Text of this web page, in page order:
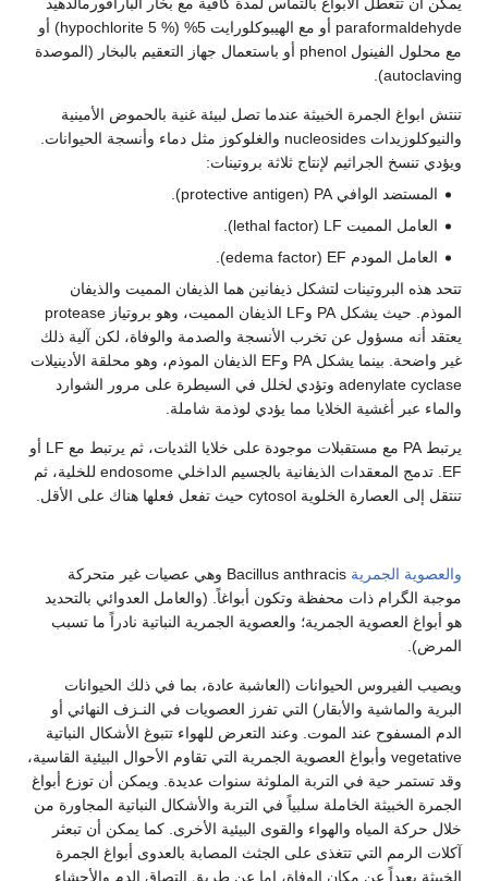
يمكن أن تتعطل الأبواغ بالتماس لمدة كافية مع بخار البارافورمالدهید
paraformaldehyde أو مع الهيبوكلورايت 5% (% 5 hypochlorite) أو
مع محلول الفينول phenol أو باستعمال جهاز التعقيم بالبخار (الموصدة
autoclaving).
تنتش ابواغ الجمرة الخبيثة عندما تصل لبيئة غنية بالحموض الأمينية
والنيوكلوزيدات nucleosides والغلوكوز مثل دماء وأنسجة الحيوانات.
ويؤدي تنسخ الجراثيم لإنتاج ثلاثة بروتينات:
المستضد الوافي protective antigen) PA).
العامل المميت lethal factor) LF).
العامل المودم edema factor) EF).
تتحد هذه البروتينات لتشكل ذيفانين هما الذيفان المميت والذيفان
الموذم. حيث يشكل PA وLF الذيفان المميت، وهو بروتياز protease
يعتقد أنه مسؤول عن تخرب الأنسجة والصدمة والوفاة، لكن آلية ذلك
غير واضحة. بينما يشكل PA وEF الذيفان الموذم، وهو محلقة الأدينيلات
adenylate cyclase وتؤدي لخلل في السيطرة على مرور الشوارد
والماء عبر أغشية الخلايا مما يؤدي لوذمة شاملة.
يرتبط PA مع مستقبلات موجودة على خلايا الثديات، ثم يرتبط مع LF أو
EF. تدمج المعقدات الذيفانية بالجسيم الداخلي endosome للخلية، ثم
تنتقل إلى العصارة الخلوية cytosol حيث تفعل فعلها هناك على الأقل.
والعصوية الجمرية
Bacillus anthracis وهي عصيات غير متحركة
موجبة الگرام ذات محفظة وتكون أبواغاً. (والعامل العدوائي بالتحديد
هو أبواغ العصوية الجمرية؛ والعصوية الجمرية النباتية نادراً ما تسبب
المرض).
ويصيب الفيروس الحيوانات (العاشبة عادة، بما في ذلك الحيوانات
البرية والماشية والأبقار) التي تفرز العصويات في النـزف النهائي أو
الدم المسفوح عند الموت. وعند التعرض للهواء تتبوغ الأشكال النباتية
vegetative وأبواغ العصوية الجمرية التي تقاوم الأحوال البيئية القاسية،
وقد تستمر حية في التربة الملوثة سنوات عديدة. ويمكن أن توزع أبواغ
الجمرة الخبيثة الخاملة سلبياً في التربة والأشكال النباتية المجاورة من
خلال حركة المياه والهواء والقوى البيئية الأخرى. كما يمكن أن تبعثر
آكلات الرمم التي تتغذى على الجثث المصابة بالعدوى أبواغ الجمرة
الخبيثة بعيداً عن مكان الوفاة، إما عن طريق التصاق الدم والأحشاء